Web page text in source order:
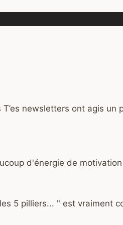
newsletters ont agis
d'énergie de
5 pilliers... " est vraiment